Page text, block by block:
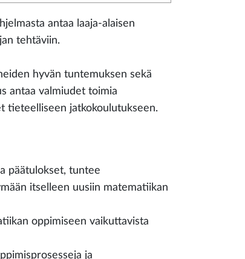
antaa laaja-alaisen
tehtäviin.
hyvän tuntemuksen sekä
antaa valmiudet toimia
tieteelliseen jatkokoulutukseen.
päätulokset, tuntee
itselleen uusiin matematiikan
oppimiseen vaikuttavista
ja